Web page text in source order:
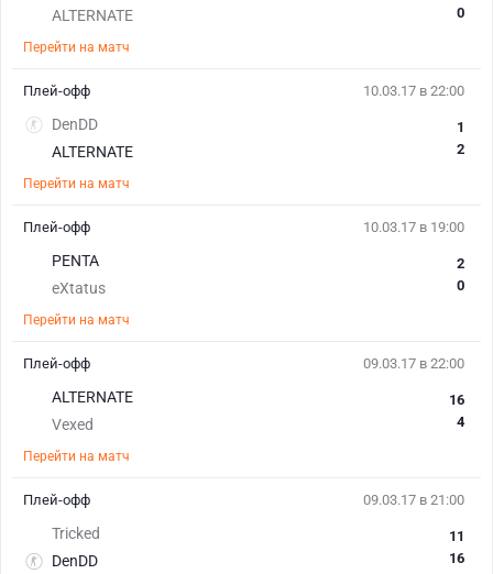
ALTERNATE
0
Перейти на матч
10.03.17 в 22:00
DenDD
ALTERNATE
1
2
Перейти на матч
Плей-офф
10.03.17 в 19:00
PENTA
eXtatus
2
0
Перейти на матч
Плей-офф
09.03.17 в 22:00
ALTERNATE
Vexed
16
4
Перейти на матч
Плей-офф
09.03.17 в 21:00
Tricked
DenDD
11
16
Плей-офф